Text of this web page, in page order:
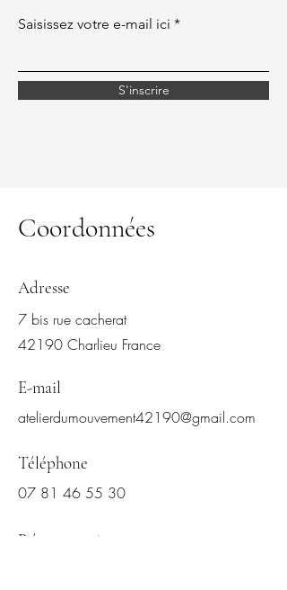
Saisissez votre e-mail ici
S'inscrire
Coordonnées
Adresse
7 bis rue cacherat
42190 Charlieu France
E-mail
atelierdumouvement42190@gmail.com
​Téléphone
07 81 46 55 30
Réseaux sociaux